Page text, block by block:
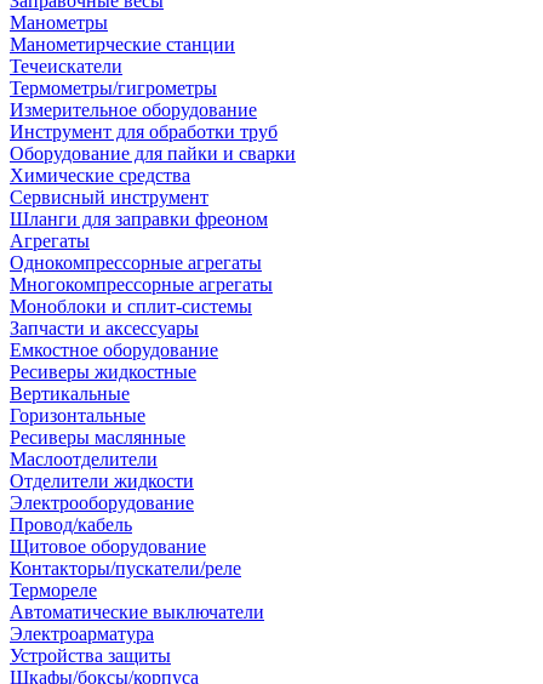
Манометры
Манометирческие станции
Течеискатели
Термометры/гигрометры
Измерительное оборудование
Инструмент для обработки труб
Оборудование для пайки и сварки
Химические средства
Сервисный инструмент
Шланги для заправки фреоном
Агрегаты
Однокомпрессорные агрегаты
Многокомпрессорные агрегаты
Моноблоки и сплит-системы
Запчасти и аксессуары
Емкостное оборудование
Ресиверы жидкостные
Вертикальные
Горизонтальные
Ресиверы маслянные
Маслоотделители
Отделители жидкости
Электрооборудование
Провод/кабель
Щитовое оборудование
Контакторы/пускатели/реле
Термореле
Автоматические выключатели
Электроарматура
Устройства защиты
Шкафы/боксы/корпуса